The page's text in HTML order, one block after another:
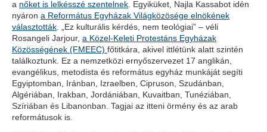
a nőket is lelkésszé szentelnek . Egyiküket, Najla Kassabot idén
nyáron a Református Egyházak Világközösége elnökének
választották . „Ez kulturális kérdés, nem teológiai” – véli
Rosangeli Jarjour, a Közel-Keleti Protestáns Egyházak
Közösségének (FMEEC) főtitkára, akivel ittlétünk alatt szintén
találkoztunk. Ez a nemzetközi ernyőszervezet 17 anglikán,
evangélikus, metodista és református egyház munkáját segíti
Egyiptomban, Iránban, Izraelben, Cipruson, Szudánban,
Algériában, Irakban, Jordániában, Kuvaitban, Tunéziában,
Szíriában és Libanonban. Tagjai az itteni örmény és az arab
reformátusok is.